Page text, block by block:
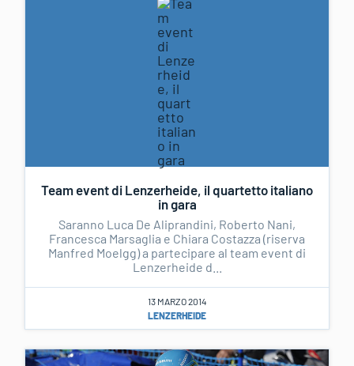
Team event di Lenzerheide, il quartetto italiano
in gara
Saranno Luca De Aliprandini, Roberto Nani,
Francesca Marsaglia e Chiara Costazza (riserva
Manfred Moelgg) a partecipare al team event di
Lenzerheide d...
13 MARZO 2014
LENZERHEIDE